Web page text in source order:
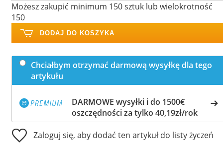
Możesz zakupić minimum 150 sztuk lub wielokrotność
150
DODAJ DO KOSZYKA
Chciałbym otrzymać darmową wysyłkę dla tego
artykułu
DARMOWE wysyłki i do 1500€
oszczędności za tylko 40,19zł/rok
Zaloguj się, aby dodać ten artykuł do listy życzeń